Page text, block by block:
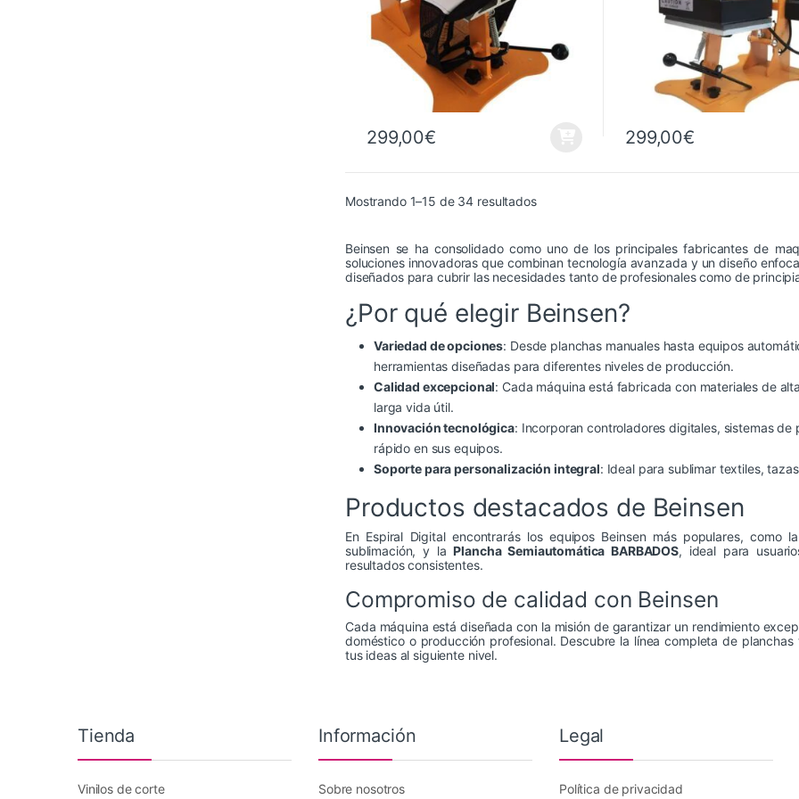
299,00€ 299,00€
Mostrando 1–15 de 34 resultadosOrdenado por precio: bajo a alto
Beinsen se ha consolidado como uno de los principales fabricantes de
soluciones innovadoras que combinan tecnología avanzada y un diseño
diseñados para cubrir las necesidades tanto de profesionales como de
¿Por qué elegir Beinsen?
Variedad de opciones: Desde planchas manuales hasta equipos
herramientas diseñadas para diferentes niveles de producción.
Calidad excepcional: Cada máquina está fabricada con materiales de
larga vida útil.
Innovación tecnológica: Incorporan controladores digitales, sistemas
rápido en sus equipos.
Soporte para personalización integral: Ideal para sublimar textiles,
Productos destacados de Beinsen
En Espiral Digital encontrarás los equipos Beinsen más populares, como la
sublimación, y laPlancha Semiautomática BARBADOS, ideal para
resultados consistentes.
Compromiso de calidad con Beinsen
Cada máquina está diseñada con la misión de garantizar un rendimiento
doméstico o producción profesional. Descubre la línea completa de
tus ideas al siguiente nivel.
Tienda
Vinilos de corte
Información
Sobre nosotros
Legal
Política de privacidad